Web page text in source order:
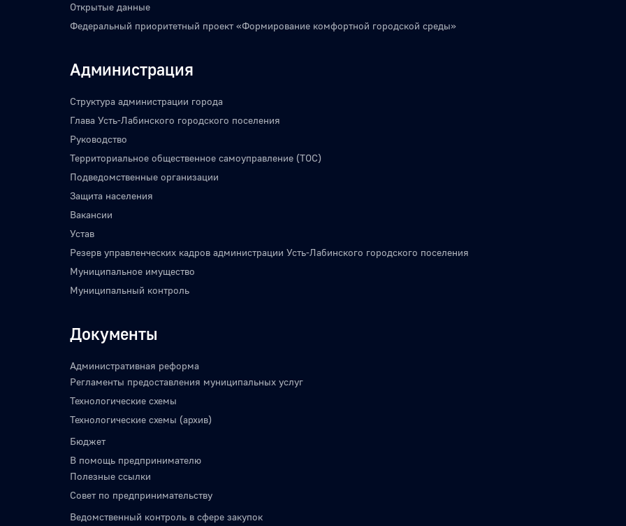
Открытые данные
Федеральный приоритетный проект «Формирование комфортной городской среды»
Администрация
Структура администрации города
Глава Усть-Лабинского городского поселения
Руководство
Территориальное общественное самоуправление (ТОС)
Подведомственные организации
Защита населения
Вакансии
Устав
Резерв управленческих кадров администрации Усть-Лабинского городского поселения
Муниципальное имущество
Муниципальный контроль
Документы
Административная реформа
Регламенты предоставления муниципальных услуг
Технологические схемы
Технологические схемы (архив)
Бюджет
В помощь предпринимателю
Полезные ссылки
Совет по предпринимательству
Ведомственный контроль в сфере закупок